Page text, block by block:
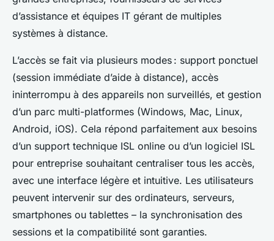
d’assistance et équipes IT gérant de multiples
systèmes à distance.
L’accès se fait via plusieurs modes : support ponctuel
(session immédiate d’aide à distance), accès
ininterrompu à des appareils non surveillés, et gestion
d’un parc multi-platformes (Windows, Mac, Linux,
Android, iOS). Cela répond parfaitement aux besoins
d’un support technique ISL online ou d’un logiciel ISL
pour entreprise souhaitant centraliser tous les accès,
avec une interface légère et intuitive. Les utilisateurs
peuvent intervenir sur des ordinateurs, serveurs,
smartphones ou tablettes – la synchronisation des
sessions et la compatibilité sont garanties.